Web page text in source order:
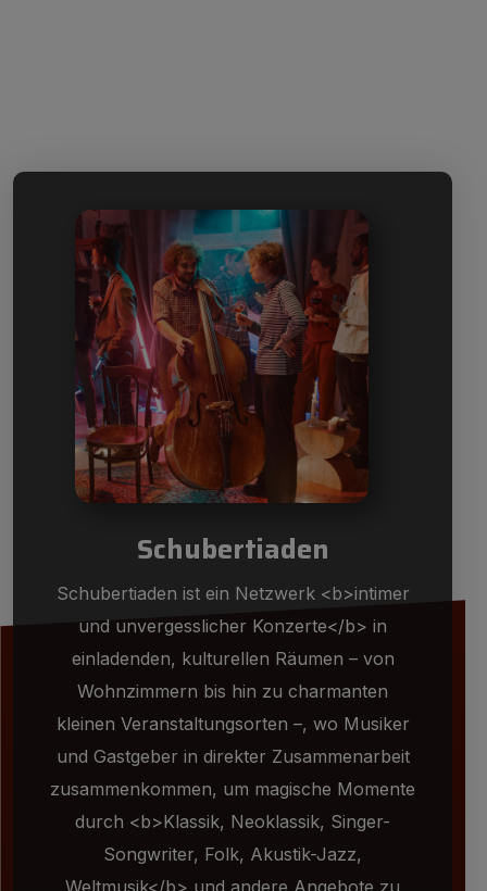
Schubertiaden
Schubertiaden ist ein Netzwerk <b>intimer
und unvergesslicher Konzerte</b> in
einladenden, kulturellen Räumen – von
Wohnzimmern bis hin zu charmanten
kleinen Veranstaltungsorten –, wo Musiker
und Gastgeber in direkter Zusammenarbeit
zusammenkommen, um magische Momente
durch <b>Klassik, Neoklassik, Singer-
Songwriter, Folk, Akustik-Jazz,
Weltmusik</b> und andere Angebote zu